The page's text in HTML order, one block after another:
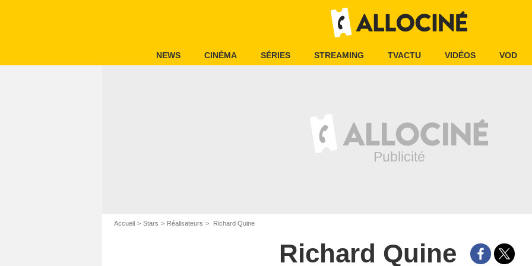
NEWS CINÉMA SÉRIES STREAMING TVACTU VIDÉOS VOD
Accueil Stars Réalisateurs Richard Quine
Richard Quine